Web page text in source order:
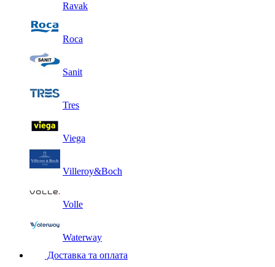
Ravak
Roca
Sanit
Tres
Viega
Villeroy&Boch
Volle
Waterway
Доставка та оплата